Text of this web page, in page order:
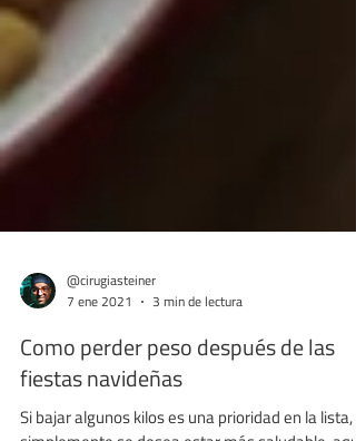
7 ene 2021
3 min de lectura
Como perder peso después de las
fiestas navideñas